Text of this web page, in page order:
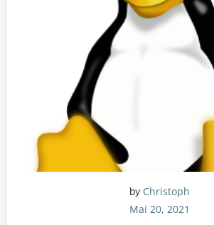
by Christoph
Mai 20, 2021